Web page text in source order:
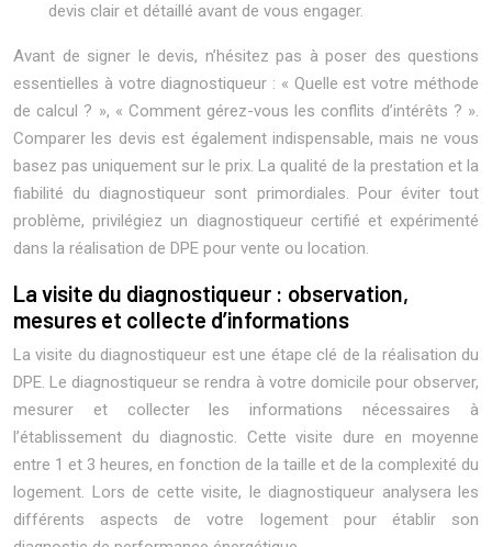
devis clair et détaillé avant de vous engager.
Avant de signer le devis, n’hésitez pas à poser des questions
essentielles à votre diagnostiqueur : « Quelle est votre méthode
de calcul ? », « Comment gérez-vous les conflits d’intérêts ? ».
Comparer les devis est également indispensable, mais ne vous
basez pas uniquement sur le prix. La qualité de la prestation et la
fiabilité du diagnostiqueur sont primordiales. Pour éviter tout
problème, privilégiez un diagnostiqueur certifié et expérimenté
dans la réalisation de DPE pour vente ou location.
La visite du diagnostiqueur : observation,
mesures et collecte d’informations
La visite du diagnostiqueur est une étape clé de la réalisation du
DPE. Le diagnostiqueur se rendra à votre domicile pour observer,
mesurer et collecter les informations nécessaires à
l’établissement du diagnostic. Cette visite dure en moyenne
entre 1 et 3 heures, en fonction de la taille et de la complexité du
logement. Lors de cette visite, le diagnostiqueur analysera les
différents aspects de votre logement pour établir son